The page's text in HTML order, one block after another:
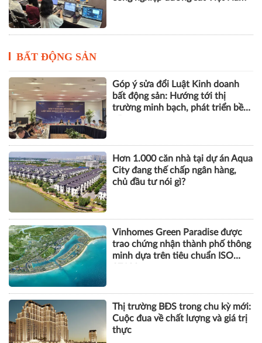
Góp ý sửa đổi Luật Kinh doanh
Hơn 1.000 căn nhà tại dự án Aqua
City đang thế chấp ngân hàng,
chủ đầu tư nói gì?
Vinhomes Green Paradise được
trao chứng nhận thành phố thông
minh dựa trên tiêu chuẩn ISO
Thị trường BĐS trong chu kỳ mới:
Cuộc đua về chất lượng và giá trị
thực
DOANH NGHIỆP
GPBank mở rộng hệ sinh thái tài